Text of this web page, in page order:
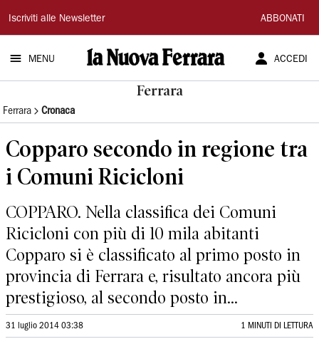
La
Nuova
Ferrara
Iscriviti alle Newsletter ABBONATI
MENU ACCEDI
Ferrara
Ferrara Cronaca
Copparo secondo in regione tra
i Comuni Ricicloni
COPPARO. Nella classifica dei Comuni
Ricicloni con più di 10 mila abitanti
Copparo si è classificato al primo posto in
provincia di Ferrara e, risultato ancora più
prestigioso, al secondo posto in...
31 luglio 2014 03:38 1 MINUTI DI LETTURA